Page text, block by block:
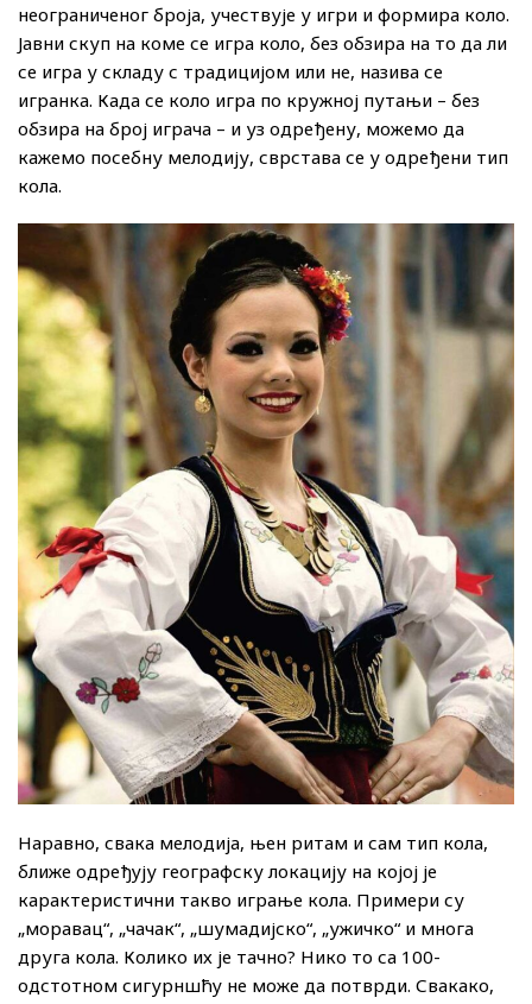
неограниченог броја, учествује у игри и формира коло.
Јавни скуп на коме се игра коло, без обзира на то да ли
се игра у складу с традицијом или не, назива се
игранка. Када се коло игра по кружној путањи – без
обзира на број играча – и уз одређену, можемо да
кажемо посебну мелодију, сврстава се у одређени тип
кола.
Наравно, свака мелодија, њен ритам и сам тип кола,
ближе одређују географску локацију на којој је
карактеристични такво играње кола. Примери су
„моравац“, „чачак“, „шумадијско“, „ужичко“ и многа
друга кола. Колико их је тачно? Нико то са 100-
одстотном сигурншћу не може да потврди. Свакако,